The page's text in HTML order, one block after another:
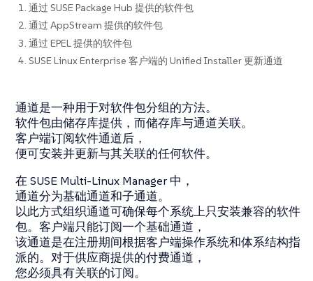
1. 通过 SUSE Package Hub 提供的软件包
2. 通过 AppStream 提供的软件包
3. 通过 EPEL 提供的软件包
4. SUSE Linux Enterprise 客户端的 Unified Installer 更新通道
通道是一种用于对软件包分组的方法。
软件包由储存库提供，而储存库与通道关联。
客户端订阅软件通道后，
便可安装并更新与其关联的任何软件。
在 SUSE Multi-Linux Manager 中，
通道分为基础通道和子通道。
以此方式组织通道可确保每个系统上只安装兼容的软件
包。客户端只能订阅一个基础通道，
该通道是在注册期间根据客户端操作系统和体系结构指
派的。对于供应商提供的付费通道，
您必须具有关联的订阅。